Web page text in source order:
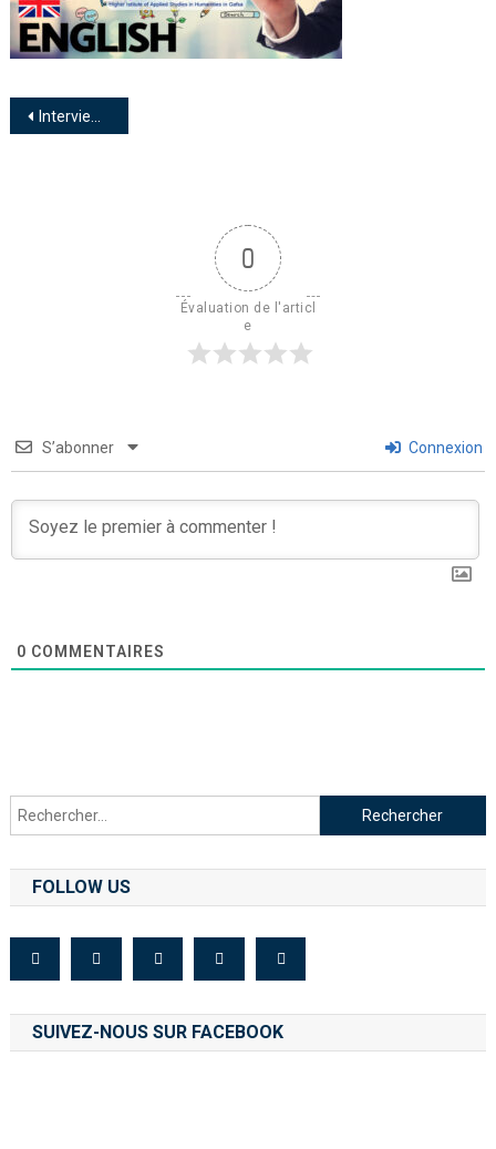
Interview with Ms Imen CHEMENGUI : « English is a ticket to a brighter future »
0
Évaluation de l'articl
e
S’abonner Connexion
0 COMMENTAIRES
FOLLOW US
SUIVEZ-NOUS SUR FACEBOOK